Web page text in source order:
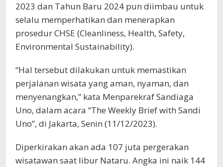
2023 dan Tahun Baru 2024 pun diimbau untuk
selalu memperhatikan dan menerapkan
prosedur CHSE (Cleanliness, Health, Safety,
Environmental Sustainability).
“Hal tersebut dilakukan untuk memastikan
perjalanan wisata yang aman, nyaman, dan
menyenangkan,” kata Menparekraf Sandiaga
Uno, dalam acara “The Weekly Brief with Sandi
Uno”, di Jakarta, Senin (11/12/2023).
Diperkirakan akan ada 107 juta pergerakan
wisatawan saat libur Nataru. Angka ini naik 144